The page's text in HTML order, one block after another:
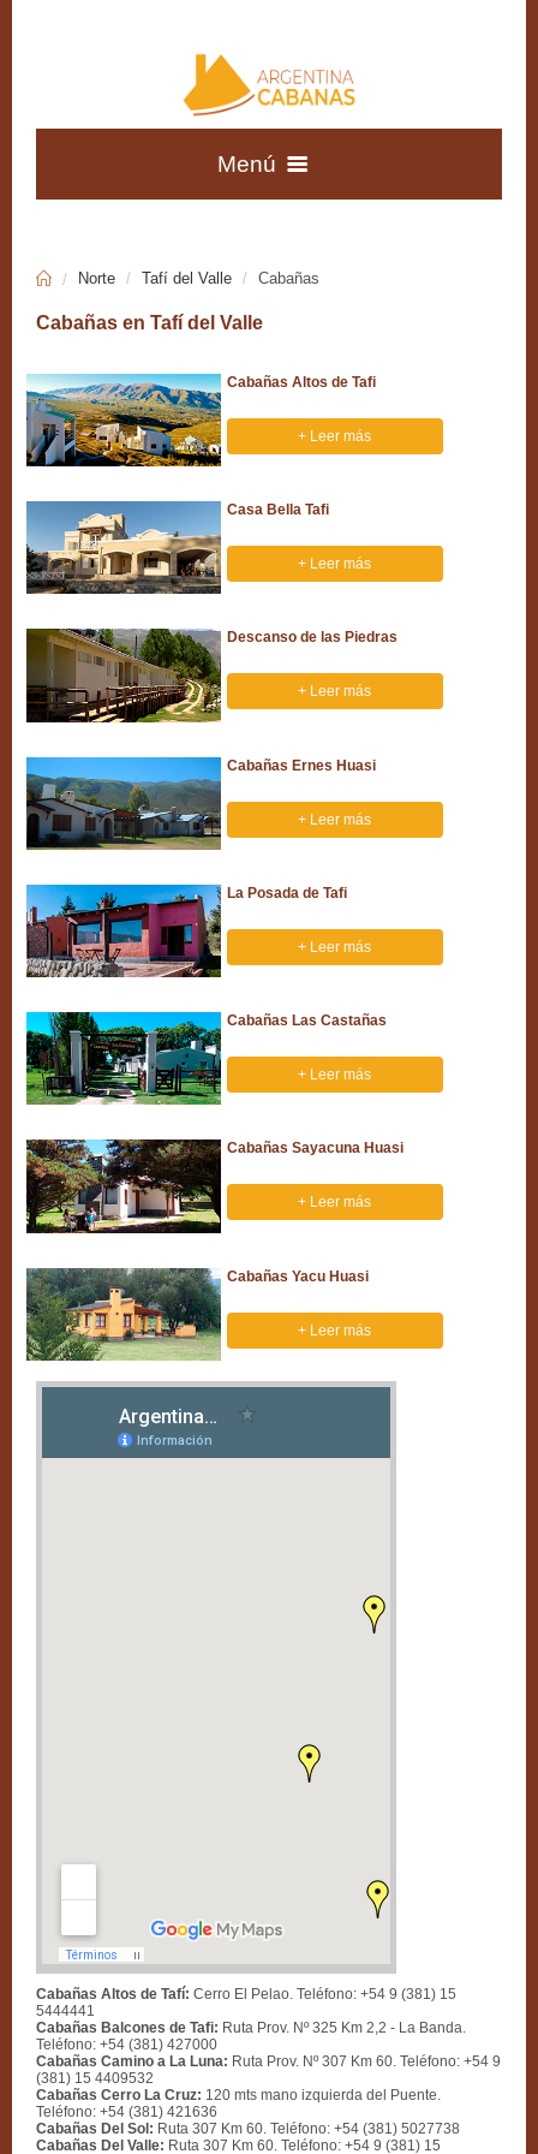
Tilcara
Vaqueros
Patagonia
Menú
Cabañas
Apart Hoteles
Excursiones
Fotografías
Norte Tafí del Valle Cabañas
Cabañas en Tafí del Valle
Cabañas Altos de Tafi
+ Leer más
Casa Bella Tafi
+ Leer más
Descanso de las Piedras
+ Leer más
Cabañas Ernes Huasi
+ Leer más
La Posada de Tafi
+ Leer más
Cabañas Las Castañas
+ Leer más
Cabañas Sayacuna Huasi
+ Leer más
Cabañas Yacu Huasi
+ Leer más
Cabañas Altos de Tafí: Cerro El Pelao. Teléfono: +54 9 (381) 15
5444441
Cabañas Balcones de Tafi: Ruta Prov. Nº 325 Km 2,2 - La Banda.
Teléfono: +54 (381) 427000
Cabañas Camino a La Luna: Ruta Prov. Nº 307 Km 60. Teléfono: +54 9
(381) 15 4409532
Cabañas Cerro La Cruz: 120 mts mano izquierda del Puente.
Teléfono: +54 (381) 421636
Cabañas Del Sol: Ruta 307 Km 60. Teléfono: +54 (381) 5027738
Cabañas Del Valle: Ruta 307 Km 60. Teléfono: +54 9 (381) 15